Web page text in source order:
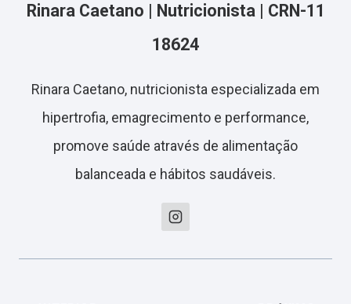
Rinara Caetano | Nutricionista | CRN-11
18624
Rinara Caetano, nutricionista especializada em
hipertrofia, emagrecimento e performance,
promove saúde através de alimentação
balanceada e hábitos saudáveis.